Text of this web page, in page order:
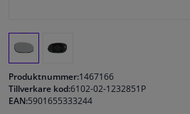
Fönster & Tillbehör
Bilvård & Tillbehör
Produktnummer:1467166
Tillverkare kod:6102-02-1232851P
EAN:5901655333244